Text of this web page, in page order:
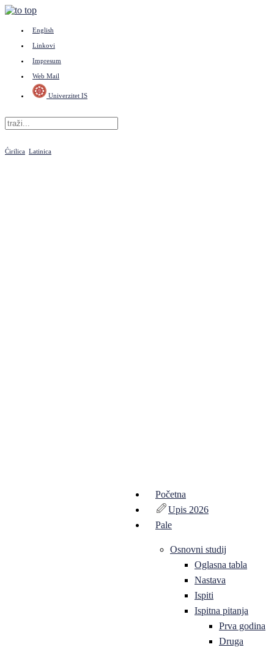
English
Linkovi
Impresum
Web Mail
Univerzitet IS
Ćirilica Latinica
Početna
Upis 2026
Pale
Osnovni studij
Oglasna tabla
Nastava
Ispiti
Ispitna pitanja
Prva godina
Druga